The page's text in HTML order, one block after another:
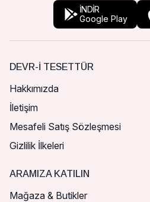
İNDİR
Google Play
DEVR-I TESETTÜR
Hakkımızda
İletişim
Mesafeli Satış Sözleşmesi
Gizlilik İlkeleri
ARAMIZA KATILIN
Mağaza & Butikler